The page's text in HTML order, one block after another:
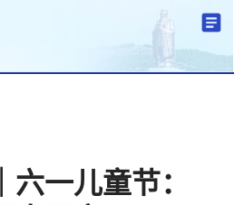
六一儿童节：